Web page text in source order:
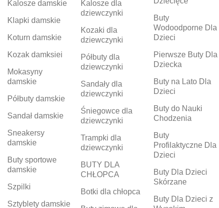
Kalosze damskie
Klapki damskie
Koturn damskie
Kozak damksiei
Mokasyny
damskie
Półbuty damskie
Sandał damskie
Sneakersy
damskie
Buty sportowe
damskie
Szpilki
Sztyblety damskie
Kalosze dla
dziewczynki
Kozaki dla
dziewczynki
Półbuty dla
dziewczynki
Sandały dla
dziewczynki
Śniegowce dla
dziewczynki
Trampki dla
dziewczynki
BUTY DLA
CHŁOPCA
Botki dla chłopca
Buty
Wodoodporne Dla
Dzieci
Pierwsze Buty Dla
Dziecka
Buty na Lato Dla
Dzieci
Buty do Nauki
Chodzenia
Buty
Profilaktyczne Dla
Dzieci
Buty Dla Dzieci
Skórzane
Buty Dla Dzieci z